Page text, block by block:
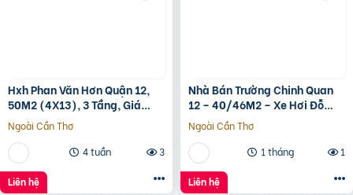
Hxh Phan Văn Hơn Quận 12,
50M2 (4X13), 3 Tầng, Giá
4.96 Tỷ
Ngoài Cần Thơ
4 tuần
3
Liên hệ
Nhà Bán Trường Chinh Quan
12 – 40/46M2 – Xe Hơi Đỗ
Cửa – 3.1 Tỷ
Ngoài Cần Thơ
1 tháng
1
Liên hệ